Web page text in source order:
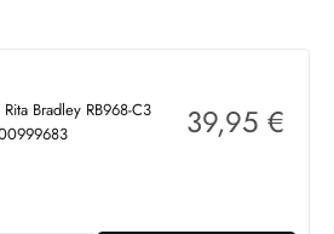
Rita Bradley RB968-C3
39,95 €